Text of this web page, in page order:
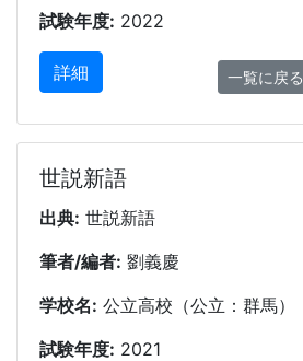
試験年度: 2022
詳細 一覧に戻る
世説新語
出典: 世説新語
筆者/編者: 劉義慶
学校名: 公立高校（公立：群馬）
試験年度: 2021